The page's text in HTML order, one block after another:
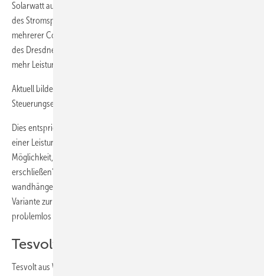
Solarwatt aus Dresden präsentierte in München die Gewerbevariante
des Stromspeichers My-Reserve Matrix. Durch Zusammenschließen
mehrerer Command-Module und Batteriepakete werden die Geräte
des Dresdner Systemanbieters für Gewerbekunden interessant, die
mehr Leistung und Kapazität benötigen.
Aktuell bilden bis zu fünf Speichersysteme mit jeweils einer
Steuerungseinheit (Command) und fünf Batteriemodulen eine Einheit.
Dies entspricht einer Gesamtkapazität von 60 Kilowattstunden und
einer Leistung von 20 Kilowatt. „Unsere Partner haben die
Möglichkeit, völlig neue Kundengruppen im Gewerbebereich zu
erschließen“, sagt Detlef Neuhaus, Geschäftsführer von Solarwatt. Das
wandhängende System lässt sich sehr schnell einbauen, auch als
Variante zur Nachrüstung. Die nachträgliche Erweiterung ist
problemlos möglich.
Tesvolt zeigt TS HV 70
Tesvolt aus Wittenberg hat sich früh auf Batteriespeicher für